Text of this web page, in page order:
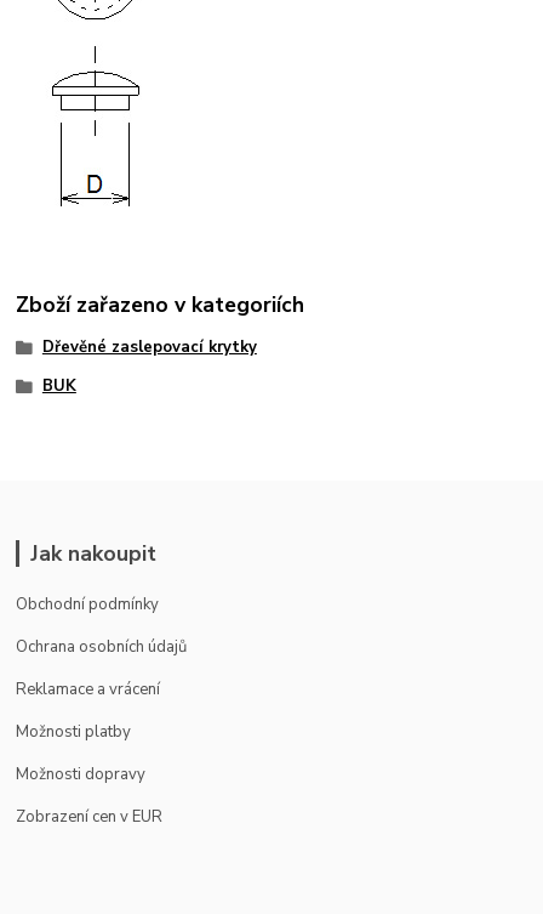
Zboží zařazeno v kategoriích
Dřevěné zaslepovací krytky
BUK
Jak nakoupit
Obchodní podmínky
Ochrana osobních údajů
Reklamace a vrácení
Možnosti platby
Možnosti dopravy
Zobrazení cen v EUR